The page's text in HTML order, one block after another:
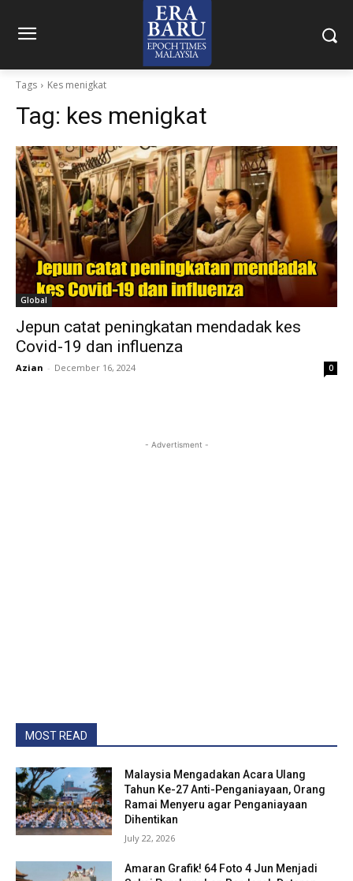
Tags Kes menigkat
Tag: kes menigkat
Global
Jepun catat peningkatan mendadak kes
Covid-19 dan influenza
Azian - December 16, 2024 0
- Advertisment -
MOST READ
Malaysia Mengadakan Acara Ulang
Tahun Ke-27 Anti-Penganiayaan, Orang
Ramai Menyeru agar Penganiayaan
Dihentikan
July 22, 2026
Amaran Grafik! 64 Foto 4 Jun Menjadi